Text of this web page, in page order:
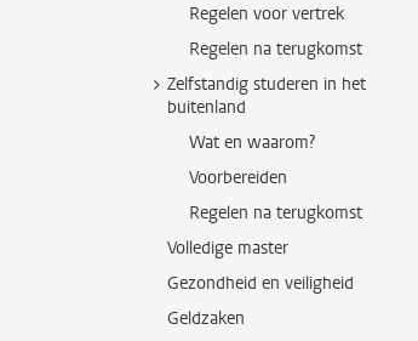
Regelen voor vertrek
Regelen na terugkomst
Zelfstandig studeren in het
buitenland
Wat en waarom?
Voorbereiden
Regelen na terugkomst
Volledige master
Gezondheid en veiligheid
Geldzaken